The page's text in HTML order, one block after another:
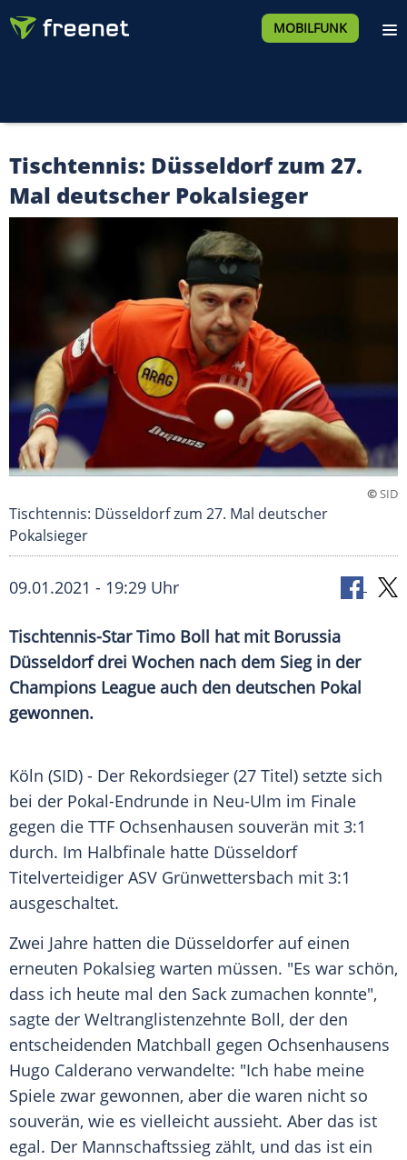
MOBILFUNK
Tischtennis: Düsseldorf zum 27.
Mal deutscher Pokalsieger
©SID
Tischtennis: Düsseldorf zum 27. Mal deutscher
Pokalsieger
09.01.2021 - 19:29 Uhr
Tischtennis-StarTimo Boll hat mit Borussia
Düsseldorfdrei Wochen nach dem Sieg in der
Champions League auch den deutschen Pokal
gewonnen.
Köln (SID) - Der Rekordsieger (27 Titel) setzte sich
bei der Pokal-Endrunde in Neu-Ulm im Finale
gegen die TTF Ochsenhausen souverän mit 3:1
durch. Im Halbfinale hatte Düsseldorf
Titelverteidiger ASV Grünwettersbach mit 3:1
ausgeschaltet.
Zwei Jahre hatten die Düsseldorfer auf einen
erneuten Pokalsieg warten müssen. "Es war schön,
dass ich heute mal den Sack zumachen konnte",
sagte der Weltranglistenzehnte Boll, der den
entscheidenden Matchball gegen Ochsenhausens
Hugo Calderano verwandelte: "Ich habe meine
Spiele zwar gewonnen, aber die waren nicht so
souverän, wie es vielleicht aussieht. Aber das ist
egal. Der Mannschaftssieg zählt, und das ist ein